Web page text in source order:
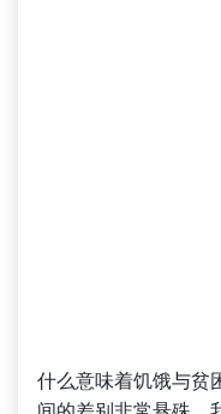
什么意味着饥饿与贫